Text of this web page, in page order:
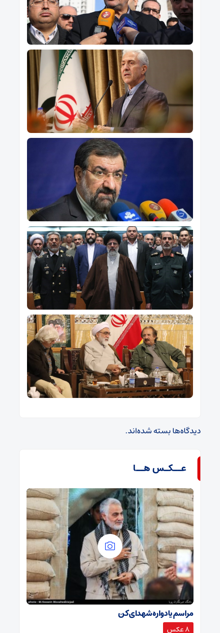
دیدگاه‌ها بسته شده‌اند.
عــکـس هــا
مراسم یادواره شهدای کن
8 عکس